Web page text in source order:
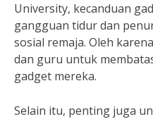
University, kecanduan
gangguan tidur dan
sosial remaja. Oleh
dan guru untuk
gadget mereka.
Selain itu, penting juga